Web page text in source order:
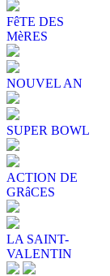
FêTE DES
MèRES
NOUVEL AN
SUPER BOWL
ACTION DE
GRâCES
LA SAINT-
VALENTIN